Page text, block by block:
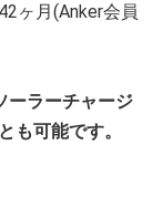
ヶ月(Anker会員
ーラーチャージ
も可能です。